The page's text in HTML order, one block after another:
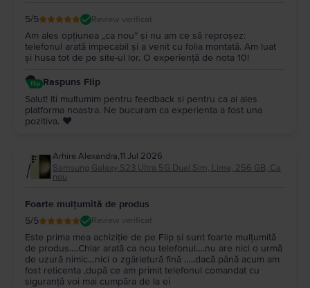
5/5 Review verificat
Am ales opțiunea „ca nou” și nu am ce să reproșez:
telefonul arată impecabil și a venit cu folia montată. Am luat
și husa tot de pe site-ul lor. O experiență de nota 10!
Raspuns Flip
Salut! Iti multumim pentru feedback si pentru ca ai ales
platforma noastra. Ne bucuram ca experienta a fost una
pozitiva. ❤️
Arhire Alexandra,11 Jul 2026
Samsung Galaxy S23 Ultra 5G Dual Sim, Lime, 256 GB, Ca
nou
Foarte mulțumită de produs
5/5 Review verificat
Este prima mea achiziție de pe Flip și sunt foarte mulțumită
de produs….Chiar arată ca nou telefonul….nu are nici o urmă
de uzură nimic…nici o zgârietură fină …..dacă până acum am
fost reticenta ,după ce am primit telefonul comandat cu
siguranță voi mai cumpăra de la ei